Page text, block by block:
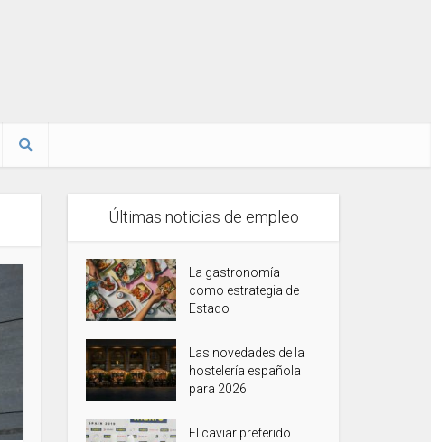
Últimas noticias de empleo
La gastronomía
como estrategia de
Estado
Las novedades de la
hostelería española
para 2026
El caviar preferido